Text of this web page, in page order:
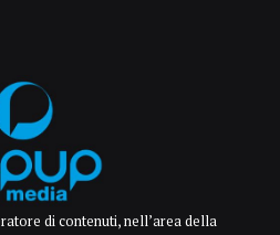
di contenuti, nell’area della